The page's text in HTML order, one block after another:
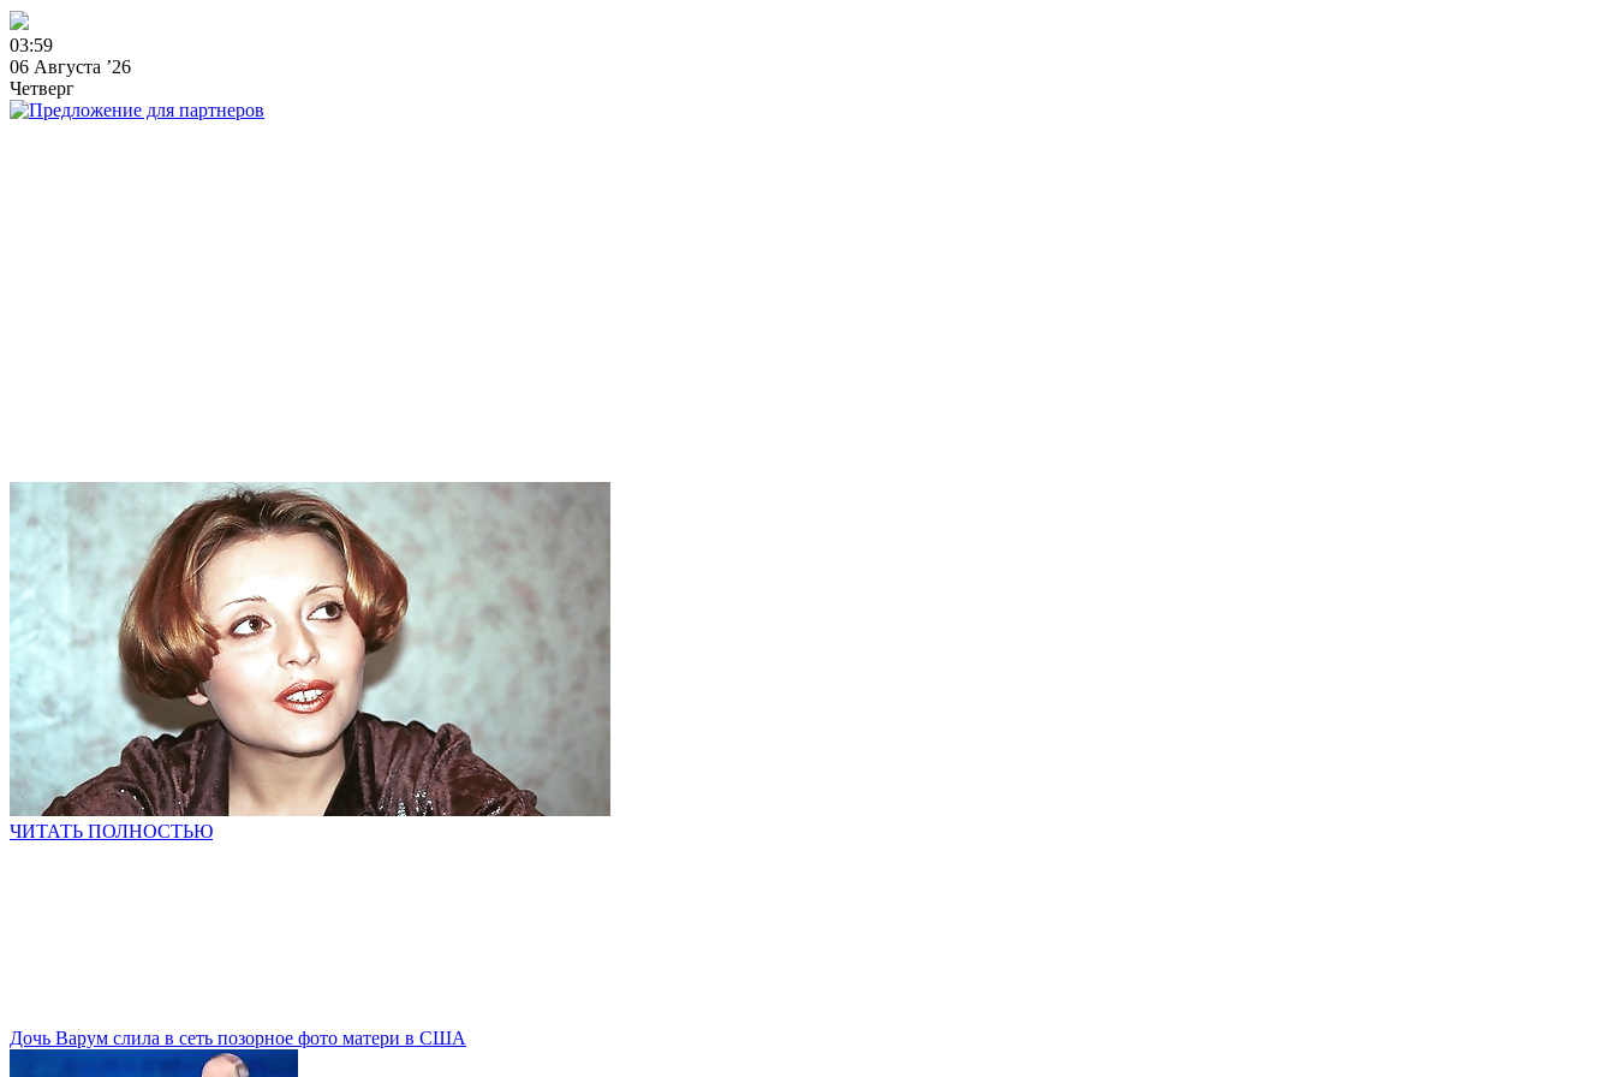
03:59
06 Августа ’26
Четверг
ЧИТАТЬ ПОЛНОСТЬЮ
Дочь Варум слила в сеть позорное фото матери в США